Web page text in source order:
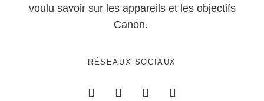
voulu savoir sur les appareils et les objectifs
Canon.
RÉSEAUX SOCIAUX